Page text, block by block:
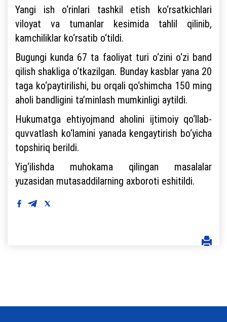
Yangi ish o‘rinlari tashkil etish ko‘rsatkichlari
viloyat va tumanlar kesimida tahlil qilinib,
kamchiliklar ko‘rsatib o‘tildi.
Bugungi kunda 67 ta faoliyat turi o‘zini o‘zi band
qilish shakliga o‘tkazilgan. Bunday kasblar yana 20
taga ko‘paytirilishi, bu orqali qo‘shimcha 150 ming
aholi bandligini ta’minlash mumkinligi aytildi.
Hukumatga ehtiyojmand aholini ijtimoiy qo‘llab-
quvvatlash ko‘lamini yanada kengaytirish bo‘yicha
topshiriq berildi.
Yig‘ilishda muhokama qilingan masalalar
yuzasidan mutasaddilarning axboroti eshitildi.